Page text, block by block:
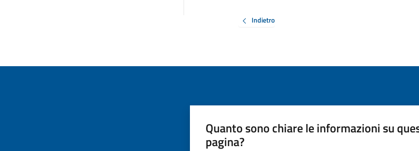
Indietro
Quanto sono chiare le informazioni su
pagina?